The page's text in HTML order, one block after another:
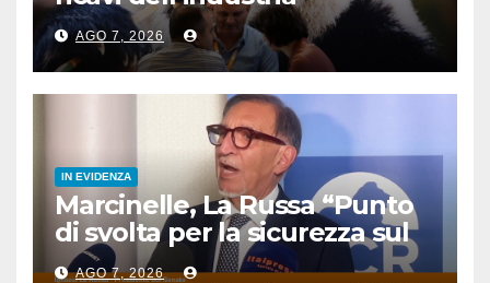
pubblicitaria
AGO 7, 2026
IN EVIDENZA
Marcinelle, La Russa “Punto
di svolta per la sicurezza sul
lavoro”
AGO 7, 2026